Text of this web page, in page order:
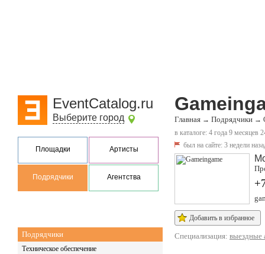
EventCatalog.ru
Выберите город
Площадки Артисты
Подрядчики Агентства
Подрядчики
Техническое обеспечение
Главная → Подрядчики →
в каталоге: 4 года 9 месяцев
был на сайте: 3 недели
Добавить в избранное
Специализация: выездные